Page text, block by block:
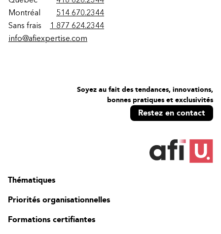
Montréal
514 670.2344
Sans frais
1 877 624.2344
info@afiexpertise.com
Soyez au fait des tendances, innovations,
bonnes pratiques et exclusivités
Restez en contact
Thématiques
Priorités organisationnelles
Formations certifiantes